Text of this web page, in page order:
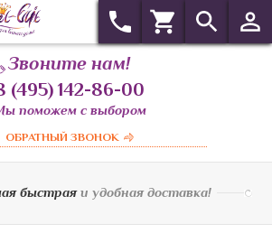
Звоните нам!
(495) 142-86-00
поможем с выбором
ОБРАТНЫЙ ЗВОНОК
быстраяи удобная доставка!